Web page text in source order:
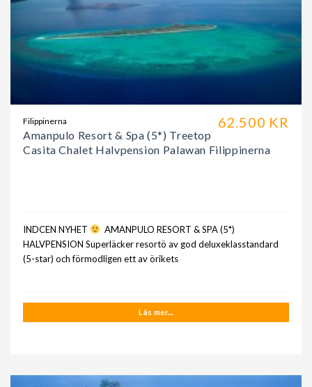
62.500 KR
Filippinerna
Amanpulo Resort & Spa (5*) Treetop
Casita Chalet Halvpension Palawan Filippinerna
INDCEN NYHET
AMANPULO RESORT & SPA (5*)
HALVPENSION Superläcker resortö av god deluxeklasstandard
(5-star) och förmodligen ett av örikets
Läs mer...